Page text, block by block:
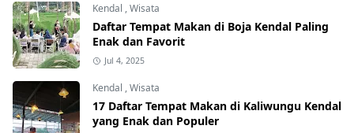
Kendal ,Wisata
Daftar Tempat Makan di Boja Kendal Paling
Enak dan Favorit
Jul 4, 2025
Kendal ,Wisata
17 Daftar Tempat Makan di Kaliwungu Kendal
yang Enak dan Populer